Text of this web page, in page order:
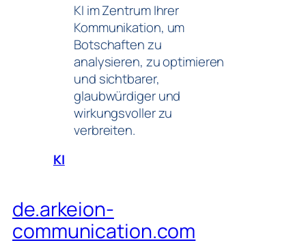
KI im Zentrum Ihrer
Kommunikation, um
Botschaften zu
analysieren, zu optimieren
und sichtbarer,
glaubwürdiger und
wirkungsvoller zu
verbreiten.
KI
de.arkeion-
communication.com